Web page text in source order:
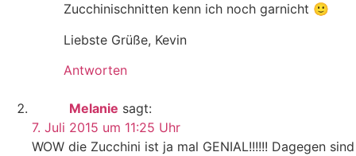
Zucchinischnitten kenn ich noch garnicht 🙂
Liebste Grüße, Kevin
Antworten
Melanie sagt:
7. Juli 2015 um 11:25 Uhr
WOW die Zucchini ist ja mal GENIAL!!!!!! Dagegen sind